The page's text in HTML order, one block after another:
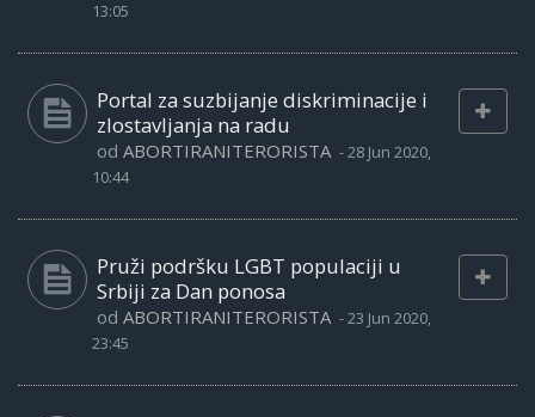
13:05
Portal za suzbijanje diskriminacije i
zlostavljanja na radu
od ABORTIRANITERORISTA -28 Jun 2020,
10:44
Pruži podršku LGBT populaciji u
Srbiji za Dan ponosa
od ABORTIRANITERORISTA -23 Jun 2020,
23:45